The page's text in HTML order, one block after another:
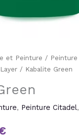
et Peinture / Peinture
/ Kabalite Green
, Peinture Citadel,